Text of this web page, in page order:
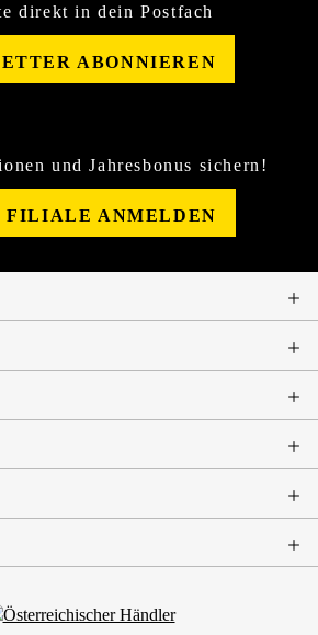
direkt in dein Postfach
ABONNIEREN
und Jahresbonus sichern!
FILIALE ANMELDEN